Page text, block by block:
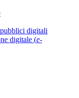
digitali
digitale (e-